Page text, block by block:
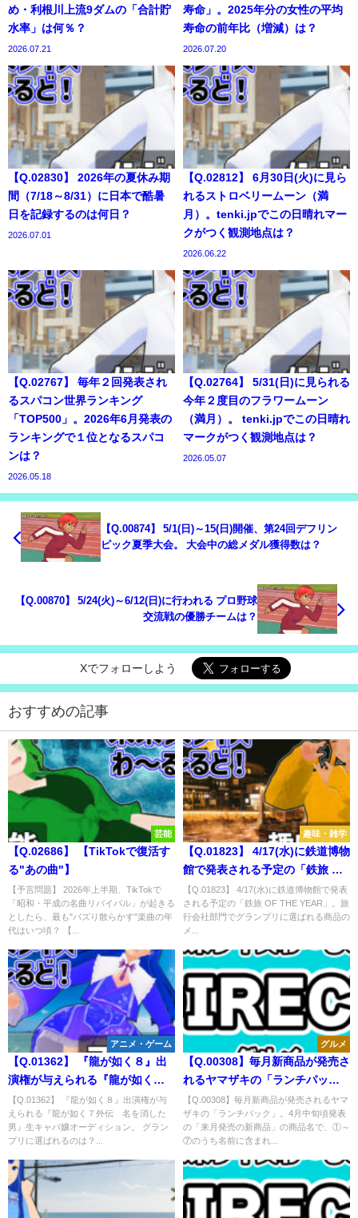
め・利根川上流9ダムの「合計貯
水率」は何％？
2026.07.21
寿命」。2025年分の女性の平均
寿命の前年比（増減）は？
2026.07.20
【Q.02830】 2026年の夏休み期
間（7/18～8/31）に日本で酷暑
日を記録するのは何日？
2026.07.01
【Q.02812】 6月30日(火)に見ら
れるストロベリームーン（満
月）。tenki.jpでこの日晴れマー
クがつく観測地点は？
2026.06.22
【Q.02767】 毎年２回発表され
るスパコン世界ランキング
「TOP500」。2026年6月発表の
ランキングで１位となるスパコ
ンは？
2026.05.18
【Q.02764】 5/31(日)に見られる
今年２度目のフラワームーン
（満月）。 tenki.jpでこの日晴れ
マークがつく観測地点は？
2026.05.07
【Q.00874】 5/1(日)～15(日)開催、第24回デフリン
ピック夏季大会。 大会中の総メダル獲得数は？
【Q.00870】 5/24(火)～6/12(日)に行われる プロ野球
交流戦の優勝チームは？
Xでフォローしよう
おすすめの記事
芸能
【Q.02686】 【TikTokで復活す
る"あの曲"】
【予言問題】 2026年上半期、TikTokで
「昭和・平成の名曲リバイバル」が起きる
としたら、最も"バズり散らかす"楽曲の年
代はいつ頃？ 【...
趣味・雑学
【Q.01823】 4/17(水)に鉄道博物
館で発表される予定の「鉄旅 OF
THE YEAR」。旅行会社部門で
グランプリに選ばれる商品のメ
イン観光地は？
【Q.01823】 4/17(水)に鉄道博物館で発表
される予定の「鉄旅 OF THE YEAR」。旅
行会社部門でグランプリに選ばれる商品の
メ...
アニメ・ゲーム
【Q.01362】 『龍が如く８』出
演権が与えられる『龍が如く７
外伝 名を消した男』生キャバ
嬢オーディション。 グランプリ
に選ばれるのは？
【Q.01362】 『龍が如く８』出演権が与
えられる『龍が如く７外伝 名を消した
男』生キャバ嬢オーディション。 グラン
プリに選ばれるのは？...
グルメ
【Q.00308】毎月新商品が発売さ
れるヤマザキの「ランチパッ
ク」。4月中旬頃発表の「来月発
売の新商品」の商品名で、①～
⑦のうち名前に含まれる単語
【Q.00308】毎月新商品が発売されるヤマ
ザキの「ランチパック」。4月中旬頃発表
の「来月発売の新商品」の商品名で、①～
⑦のうち名前に含まれ...